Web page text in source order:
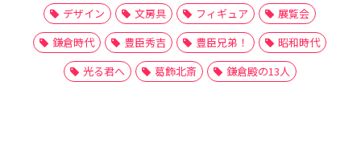
デザイン
文房具 フィギュア
展覧会
鎌倉時代
豊臣秀吉 豊臣兄弟！
昭和時代
光る君へ
葛飾北斎 鎌倉殿の13人